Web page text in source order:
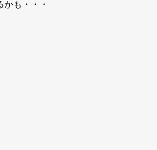
も・・・